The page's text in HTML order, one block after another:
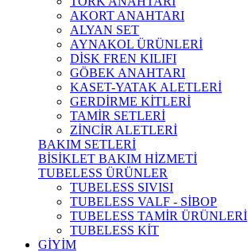
AKORT ANAHTARI
ALYAN SET
AYNAKOL ÜRÜNLERİ
DİSK FREN KILIFI
GÖBEK ANAHTARI
KASET-YATAK ALETLERİ
GERDİRME KİTLERİ
TAMİR SETLERİ
ZİNCİR ALETLERİ
BAKIM SETLERİ
BİSİKLET BAKIM HİZMETİ
TUBELESS ÜRÜNLER
TUBELESS SIVISI
TUBELESS VALF - SİBOP
TUBELESS TAMİR ÜRÜNLERİ
TUBELESS KİT
GİYİM